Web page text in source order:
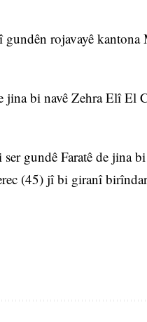
gundên rojavayê
bi navê Zehra Elî El
gundê Faratê de jina
(45) jî bi giranî